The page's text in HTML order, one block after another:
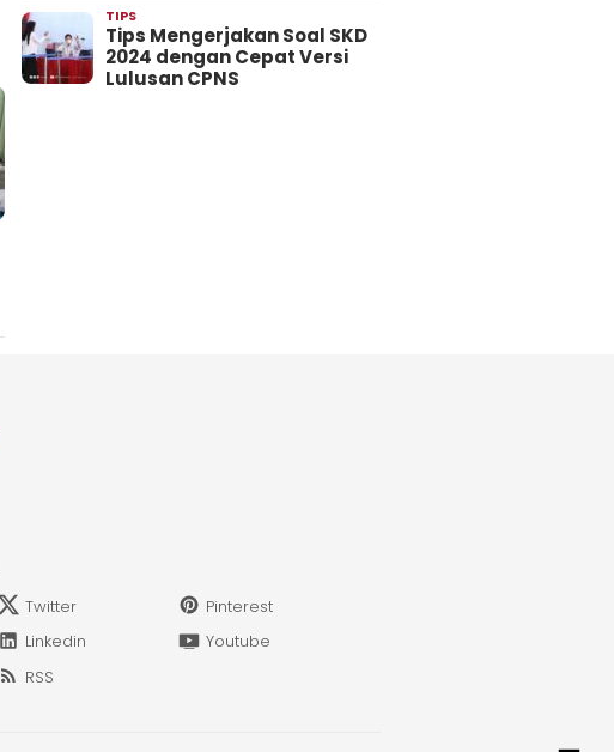
TIPS
Tips Mengerjakan Soal SKD
2024 dengan Cepat Versi
Lulusan CPNS
Twitter
Pinterest
Linkedin
Youtube
RSS